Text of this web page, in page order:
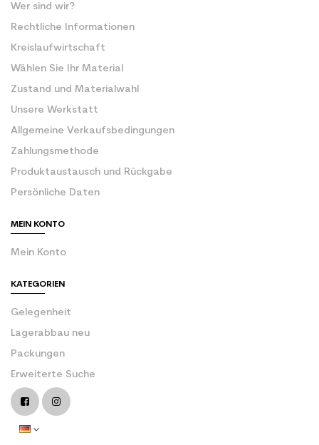
Wer sind wir?
Rechtliche Informationen
Kreislaufwirtschaft
Wählen Sie Ihr Material
Zustand und Materialwahl
Unsere Werkstatt
Allgemeine Verkaufsbedingungen
Zahlungsmethode
Produktaustausch und Rückgabe
Persönliche Daten
MEIN KONTO
Mein Konto
KATEGORIEN
Gelegenheit
Lagerabbau neu
Packungen
Erweiterte Suche